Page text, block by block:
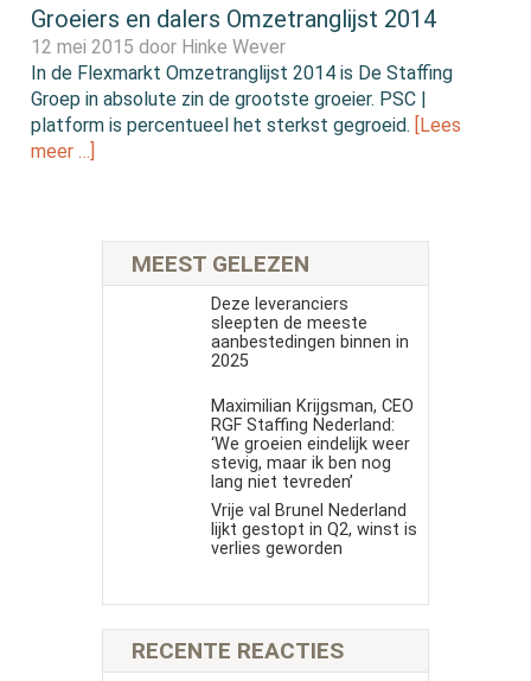
Groeiers en dalers Omzetranglijst 2014
12 mei 2015 door Hinke Wever
In de Flexmarkt Omzetranglijst 2014 is De Staffing
Groep in absolute zin de grootste groeier. PSC |
platform is percentueel het sterkst gegroeid.
[Lees
meer …]
MEEST GELEZEN
Deze leveranciers
sleepten de meeste
aanbestedingen binnen in
2025
Maximilian Krijgsman, CEO
RGF Staffing Nederland:
‘We groeien eindelijk weer
stevig, maar ik ben nog
lang niet tevreden’
Vrije val Brunel Nederland
lijkt gestopt in Q2, winst is
verlies geworden
RECENTE REACTIES